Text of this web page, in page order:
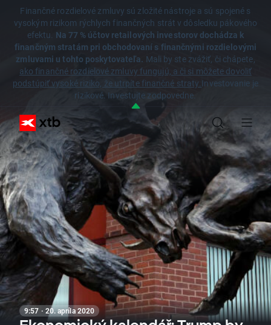
Finančné rozdielové zmluvy sú zložité nástroje a sú spojené s
vysokým rizikom rýchlych finančných strát v dôsledku pákového
efektu. Na 77 % účtov retailových investorov dochádza k
finančným stratám pri obchodovaní s finančnými rozdielovými
zmluvami u tohto poskytovateľa. Mali by ste zvážiť, či chápete,
ako finančné rozdielové zmluvy fungujú, a či si môžete dovoliť
podstúpiť vysoké riziko, že utrpíte finančné straty.Investovanie je
rizikové. Investujte zodpovedne.
9:57 · 20. apríla 2020